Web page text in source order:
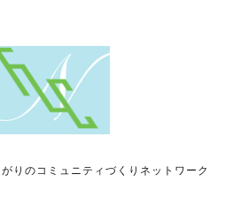
がりのコミュニティづくりネットワーク